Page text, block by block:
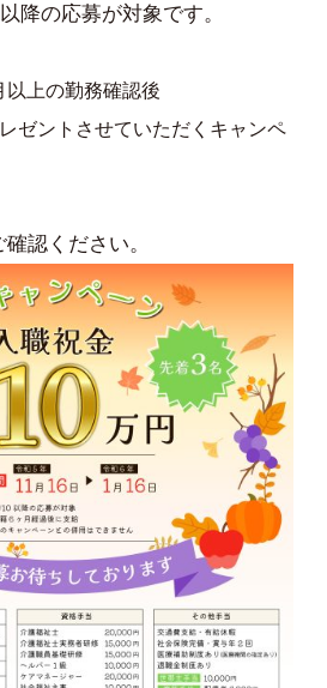
降の応募が対象です。
上の勤務確認後
ゼントさせていただくキャンペ
認ください。